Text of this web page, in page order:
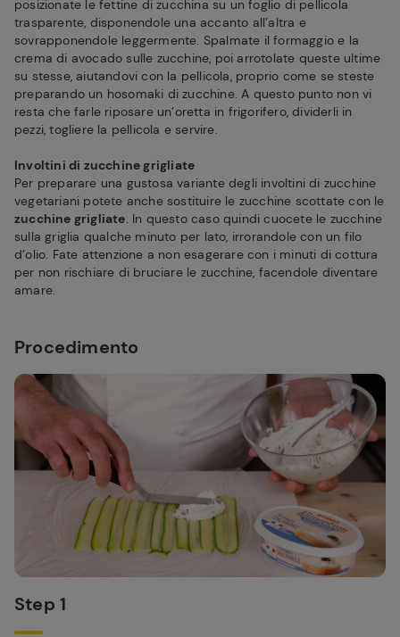
posizionate le fettine di zucchina su un foglio di pellicola
trasparente, disponendole una accanto all’altra e
sovrapponendole leggermente. Spalmate il formaggio e la
crema di avocado sulle zucchine, poi arrotolate queste ultime
su stesse, aiutandovi con la pellicola, proprio come se steste
preparando un hosomaki di zucchine. A questo punto non vi
resta che farle riposare un’oretta in frigorifero, dividerli in
pezzi, togliere la pellicola e servire.
Involtini di zucchine grigliate
Per preparare una gustosa variante degli involtini di zucchine
vegetariani potete anche sostituire le zucchine scottate con le
zucchine grigliate. In questo caso quindi cuocete le zucchine
sulla griglia qualche minuto per lato, irrorandole con un filo
d’olio. Fate attenzione a non esagerare con i minuti di cottura
per non rischiare di bruciare le zucchine, facendole diventare
amare.
Procedimento
Step 1